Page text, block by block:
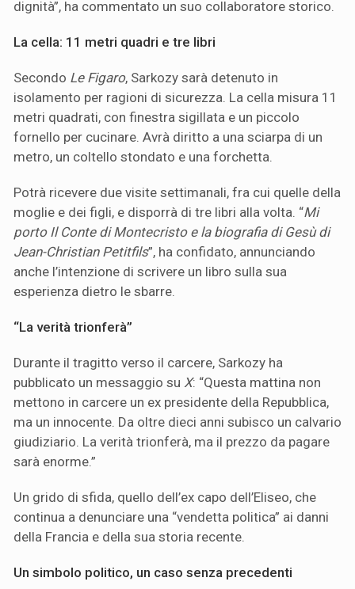
dignità”, ha commentato un suo collaboratore storico.
La cella: 11 metri quadri e tre libri
Secondo Le Figaro, Sarkozy sarà detenuto in
isolamento per ragioni di sicurezza. La cella misura 11
metri quadrati, con finestra sigillata e un piccolo
fornello per cucinare. Avrà diritto a una sciarpa di un
metro, un coltello stondato e una forchetta.
Potrà ricevere due visite settimanali, fra cui quelle della
moglie e dei figli, e disporrà di tre libri alla volta. “Mi
porto Il Conte di Montecristo e la biografia di Gesù di
Jean-Christian Petitfils”, ha confidato, annunciando
anche l’intenzione di scrivere un libro sulla sua
esperienza dietro le sbarre.
“La verità trionferà”
Durante il tragitto verso il carcere, Sarkozy ha
pubblicato un messaggio su X: “Questa mattina non
mettono in carcere un ex presidente della Repubblica,
ma un innocente. Da oltre dieci anni subisco un calvario
giudiziario. La verità trionferà, ma il prezzo da pagare
sarà enorme.”
Un grido di sfida, quello dell’ex capo dell’Eliseo, che
continua a denunciare una “vendetta politica” ai danni
della Francia e della sua storia recente.
Un simbolo politico, un caso senza precedenti